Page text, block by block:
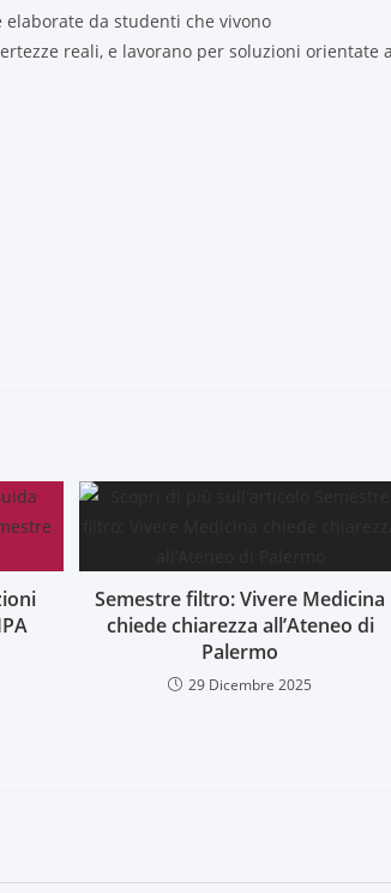
elaborate da studenti che vivono
reali, e lavorano per soluzioni orientate
Semestre filtro: Vivere Medicina
chiede chiarezza all’Ateneo di
Palermo
29 Dicembre 2025